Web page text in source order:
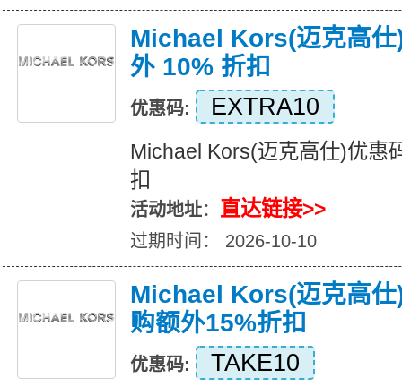
Michael Kors(迈克高仕
外 10% 折扣
优惠码: EXTRA10
Michael Kors(迈克高仕)优惠
扣
活动地址： 直达链接>>
过期时间： 2026-10-10
Michael Kors(迈克高仕
购额外15%折扣
优惠码: TAKE10